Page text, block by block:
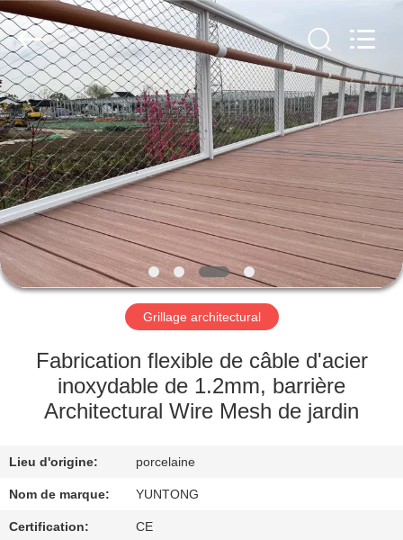
MAISON
PRODUITS
AU
SUJET
DE
NOUS
VISITE
D'USINE
DE
QUALITÉ
Anping
Yuntong
Metal
Wire
Mesh
Co.,Ltd.
All
Rights
Reserved.
Grillage architectural
Fabrication flexible de câble d'acier
inoxydable de 1.2mm, barrière
Architectural Wire Mesh de jardin
Lieu d'origine: porcelaine
Nom de marque: YUNTONG
Certification: CE